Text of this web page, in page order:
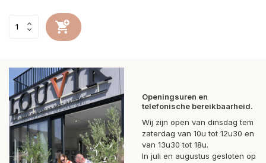
Openingsuren en
telefonische bereikbaarheid.
Wij zijn open van dinsdag tem
zaterdag van 10u tot 12u30 en
van 13u30 tot 18u.
In juli en augustus gesloten op